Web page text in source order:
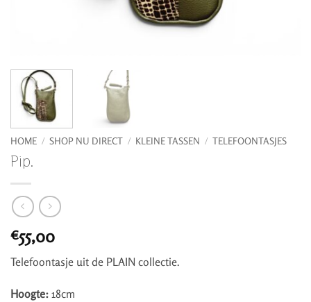
HOME / SHOP NU DIRECT / KLEINE TASSEN / TELEFOONTASJES
Pip.
€55,00
Telefoontasje uit de PLAIN collectie.
Hoogte: 18cm